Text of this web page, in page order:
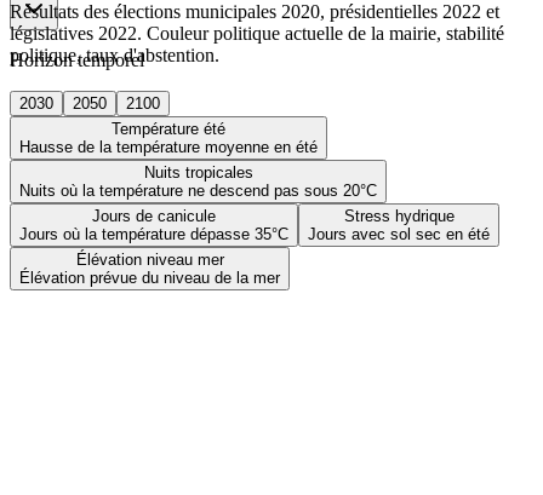
Horizon temporel
2030 2050
2100
Température été
Hausse de la température moyenne en été
Nuits tropicales
Nuits où la température ne descend pas sous 20°C
Jours de canicule
Jours où la température dépasse 35°C
Stress hydrique
Jours avec sol sec en été
Élévation niveau mer
Élévation prévue du niveau de la mer
Résultats des élections municipales 2020, présidentielles 2022 et
législatives 2022. Couleur politique actuelle de la mairie, stabilité
politique, taux d'abstention.